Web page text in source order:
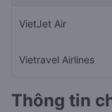
VietJet Air
Vietravel Airlines
Thông tin